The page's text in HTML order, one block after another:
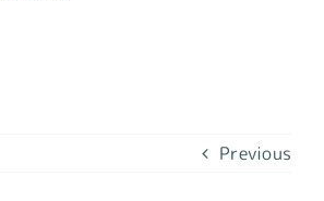
Previous